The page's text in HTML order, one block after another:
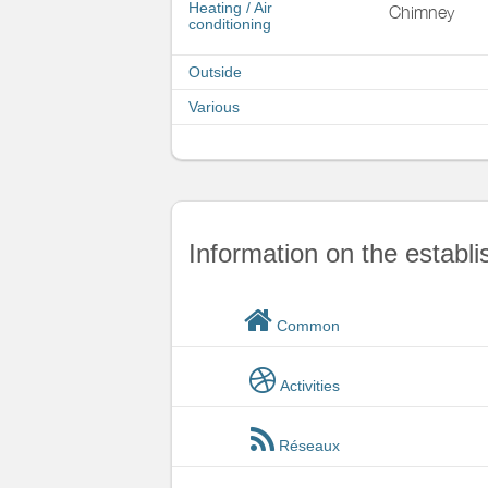
Heating / Air
conditioning
Chimney
Outside
Various
Information on the
Common
Activities
Réseaux